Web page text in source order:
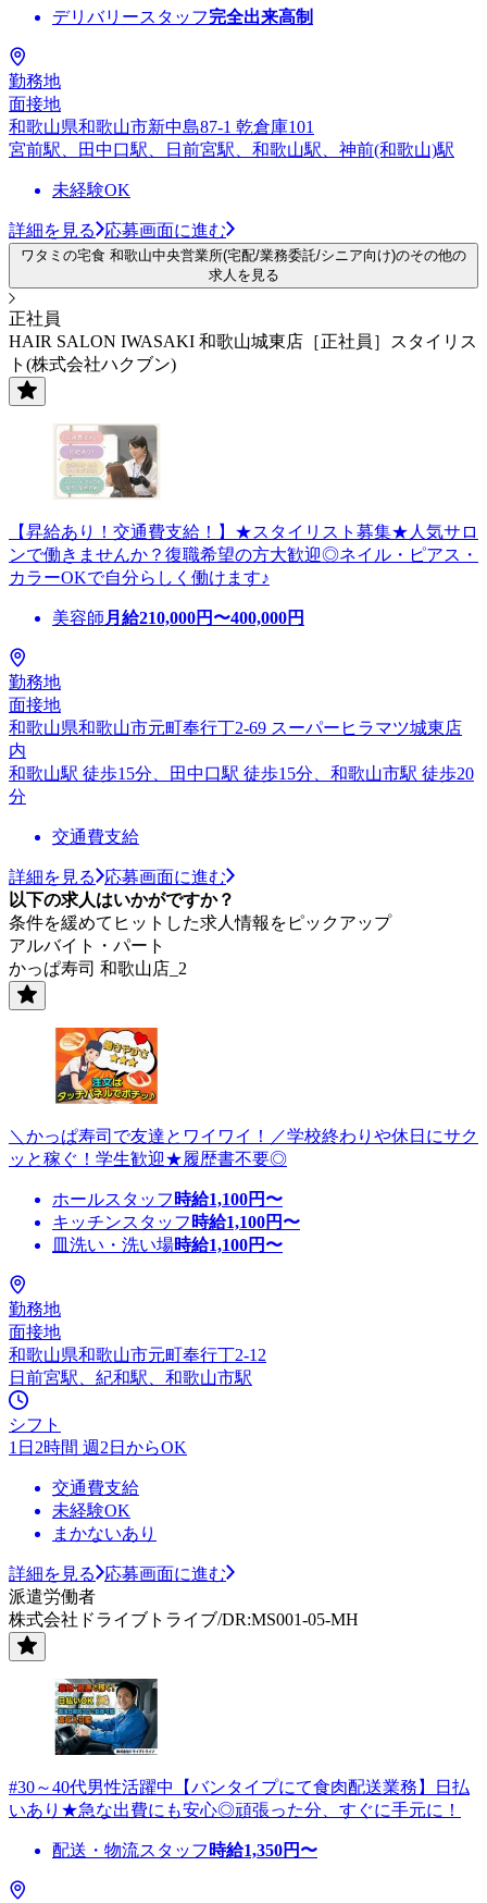
デリバリースタッフ完全出来高制
勤務地
面接地
和歌山県和歌山市新中島87-1 乾倉庫101
宮前駅、田中口駅、日前宮駅、和歌山駅、神前(和歌山)駅
未経験OK
詳細を見る 応募画面に進む
ワタミの宅食 和歌山中央営業所(宅配/業務委託/シニア向け)のその他の
求人を見る
正社員
HAIR SALON IWASAKI 和歌山城東店［正社員］スタイリス
ト(株式会社ハクブン)
【昇給あり！交通費支給！】★スタイリスト募集★人気サロ
ンで働きませんか？復職希望の方大歓迎◎ネイル・ピアス・
カラーOKで自分らしく働けます♪
美容師 月給210,000円〜400,000円
勤務地
面接地
和歌山県和歌山市元町奉行丁2-69 スーパーヒラマツ城東店
内
和歌山駅 徒歩15分、田中口駅 徒歩15分、和歌山市駅 徒歩20
分
交通費支給
詳細を見る
応募画面に進む
以下の求人はいかがですか？
条件を緩めてヒットした求人情報をピックアップ
アルバイト・パート
かっぱ寿司 和歌山店_2
＼かっぱ寿司で友達とワイワイ！／学校終わりや休日にサク
ッと稼ぐ！学生歓迎★履歴書不要◎
ホールスタッフ 時給1,100円〜
キッチンスタッフ 時給1,100円〜
皿洗い・洗い場時給1,100円〜
勤務地
面接地
和歌山県和歌山市元町奉行丁2-12
日前宮駅、紀和駅、和歌山市駅
シフト
1日2時間 週2日からOK
交通費支給
未経験OK
まかないあり
詳細を見る
応募画面に進む
派遣労働者
株式会社ドライブトライブ/DR:MS001-05-MH
#30～40代男性活躍中【バンタイプにて食肉配送業務】日払
いあり★急な出費にも安心◎頑張った分、すぐに手元に！
配送・物流スタッフ 時給1,350円〜